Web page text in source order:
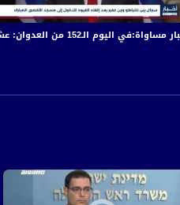
اليوم الـ152 من العدوان: عشرات الشهداء والجرحى في قصف الاحتلال المتواصل على قطاع غزة